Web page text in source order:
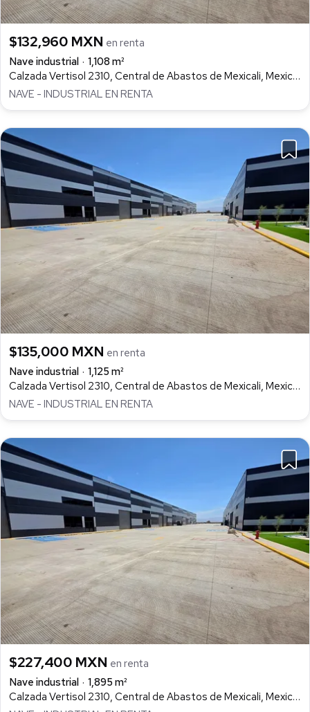
$132,960 MXN en renta
Nave industrial
1,108 m²
Calzada Vertisol 2310, Central de Abastos de Mexicali, Mexicali
NAVE - INDUSTRIAL EN RENTA
$135,000 MXN en renta
Nave industrial
1,125 m²
Calzada Vertisol 2310, Central de Abastos de Mexicali, Mexicali
NAVE - INDUSTRIAL EN RENTA
$227,400 MXN en renta
Nave industrial
1,895 m²
Calzada Vertisol 2310, Central de Abastos de Mexicali, Mexicali